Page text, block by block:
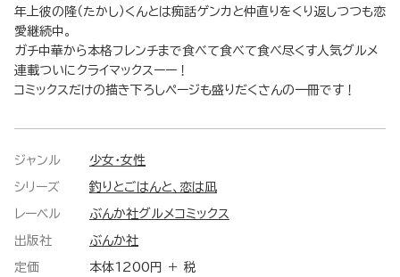
年上彼の隆（たかし）くんとは痴話ゲンカと仲直りをくり返しつつも恋
愛継続中。
ガチ中華から本格フレンチまで食べて食べて食べ尽くす人気グルメ
連載ついにクライマックスーー！
コミックスだけの描き下ろしページも盛りだくさんの一冊です！
ジャンル 少女・女性
シリーズ 釣りとごはんと、恋は凪
レーベル ぶんか社グルメコミックス
出版社 ぶんか社
定価 本体1200円 ＋ 税